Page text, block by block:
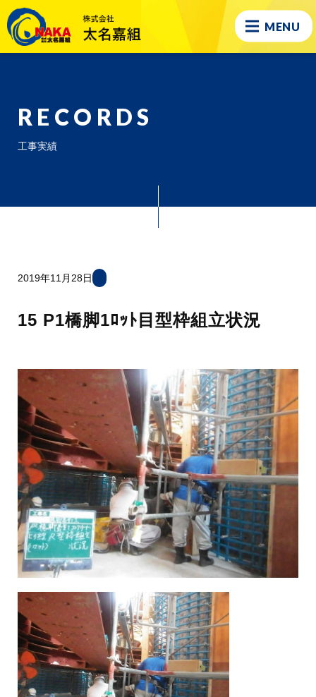
MENU
RECORDS
工事実績
2019年11月28日
15 P1橋脚1ﾛｯﾄ目型枠組立状況